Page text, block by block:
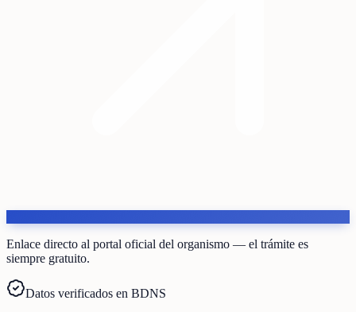
Enlace directo al portal oficial del organismo — el trámite es
siempre gratuito.
Datos verificados en BDNS